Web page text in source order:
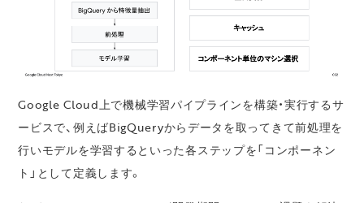
Google Cloud上で機械学習パイプラインを構築・実行するサ
ービスで、例えばBigQueryからデータを取ってきて前処理を
行いモデルを学習するといった各ステップを「コンポーネン
ト」として定義します。